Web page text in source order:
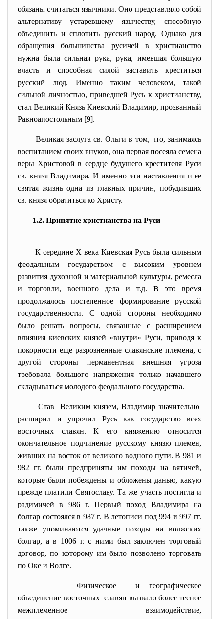
обязаны считаться язычники. Оно представляло собой
альтернативу устаревшему язычеству, способную
объединить и сплотить русский народ. Однако для
обращения большинства русичей в христианство
нужна была сильная рука, рука, имевшая большую
власть и способная силой заставить креститься
русский люд. Именно таким человеком, такой
сильной личностью, приведшей Русь к христианству,
стал Великий Князь Киевский Владимир, прозванный
Равноапостольным [9].
Великая заслуга св. Ольги в том, что, занимаясь
воспитанием своих внуков, она первая посеяла семена
веры Христовой в сердце будущего крестителя Руси
св. князя Владимира. И именно эти наставления и ее
святая жизнь одна из главных причин, побудивших
св. князя обратиться ко Христу.
1.2. Принятие христианства на Руси
К середине Х века Киевская Русь была сильным
феодальным государством с высоким уровнем
развития духовной и материальной культуры, ремесла
и торговли, военного дела и т.д. В это время
продолжалось постепенное формирование русской
государственности. С одной стороны необходимо
было решать вопросы, связанные с расширением
влияния киевских князей «внутри» Руси, приводя к
покорности еще разрозненные славянские племена, с
другой стороны перманентная внешняя угроза
требовала большого напряжения только начавшего
складываться молодого феодального государства.
Став Великим князем, Владимир значительно
расширил и упрочил Русь как государство всех
восточных славян. К его княжению относится
окончательное подчинение русскому князю племен,
живших на восток от великого водного пути. В 981 и
982 гг. были предприняты им походы на вятичей,
которые были побеждены и обложены данью, какую
прежде платили Святославу. Та же участь постигла и
радимичей в 986 г. Первый поход Владимира на
болгар состоялся в 987 г. В летописи под 994 и 997 гг.
также упоминаются удачные походы на волжских
болгар, а в 1006 г. с ними был заключен торговый
договор, по которому им было позволено торговать
по Оке и Волге.
Физическое и географическое
объединение восточных славян вызвало более тесное
межплеменное взаимодействие,